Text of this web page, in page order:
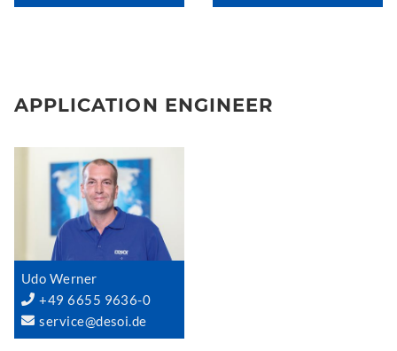
APPLICATION ENGINEER
Udo Werner
+49 6655 9636-0
service@desoi.de